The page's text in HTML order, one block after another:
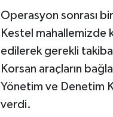
​Operasyon sonrası
Kestel mahallemizde
edilerek gerekli
Korsan araçların
Yönetim ve Denetim
verdi.